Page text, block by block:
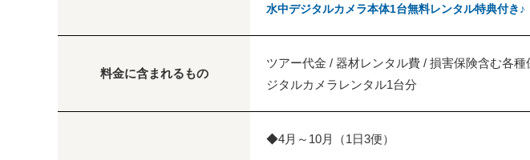
水中デジタルカメラ本体1台無料レンタル特典付き♪
料金に含まれるもの
ツアー代金 / 器材レンタル費 / 損害保険含む各
ジタルカメラレンタル1台分
◆4月～10月（1日3便）